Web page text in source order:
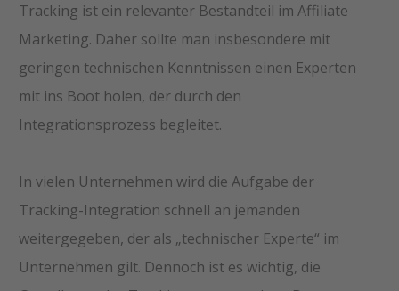
Tracking ist ein relevanter Bestandteil im Affiliate
Marketing. Daher sollte man insbesondere mit
geringen technischen Kenntnissen einen Experten
mit ins Boot holen, der durch den
Integrationsprozess begleitet.
In vielen Unternehmen wird die Aufgabe der
Tracking-Integration schnell an jemanden
weitergegeben, der als „technischer Experte“ im
Unternehmen gilt. Dennoch ist es wichtig, die